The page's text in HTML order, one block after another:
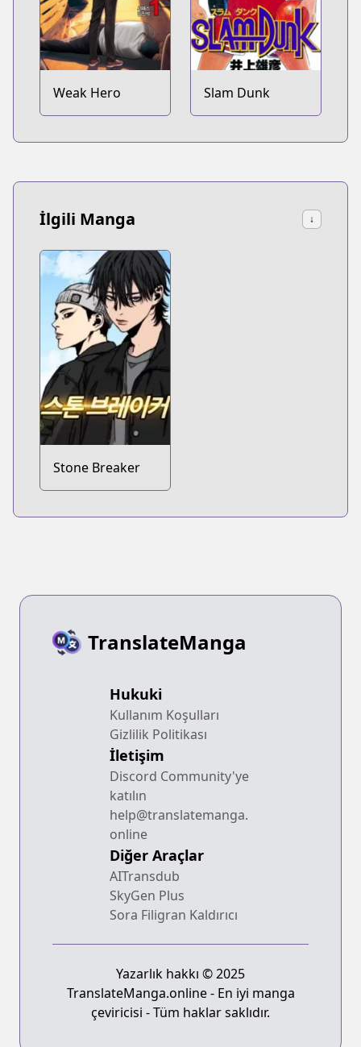
Weak Hero Slam Dunk
İlgili Manga ↓
Stone Breaker
TranslateManga
Hukuki
Kullanım Koşulları
Gizlilik Politikası
İletişim
Discord Community'ye
katılın
help@translatemanga.
online
Diğer Araçlar
AITransdub
SkyGen Plus
Sora Filigran Kaldırıcı
Yazarlık hakkı © 2025
TranslateManga.online - En iyi manga
çeviricisi - Tüm haklar saklıdır.